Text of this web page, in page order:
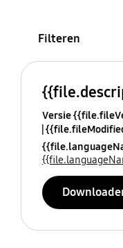
Filteren
Versie